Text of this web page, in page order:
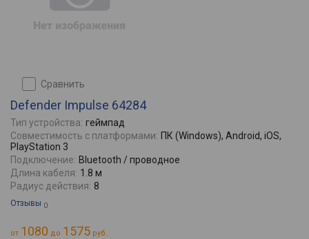
сравнить
Defender Impulse 64284
Тип устройства: геймпад
Совместимость с платформами: ПК (Windows), Android, iOS,
PlayStation 3
Подключение: Bluetooth / проводное
Длина кабеля: 1.8 м
Радиус действия: 8
Отзывы 0
от 1080 до 1575 руб.